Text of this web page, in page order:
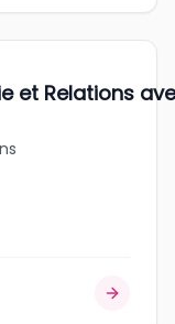
et Relations